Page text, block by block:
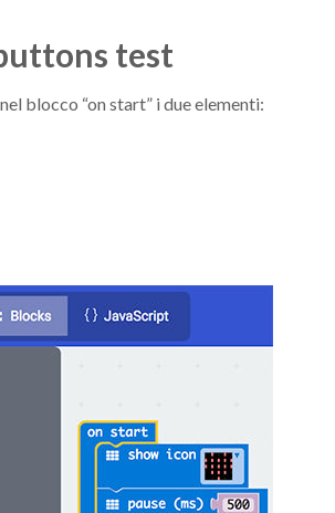
test
blocco “on start” i due elementi: